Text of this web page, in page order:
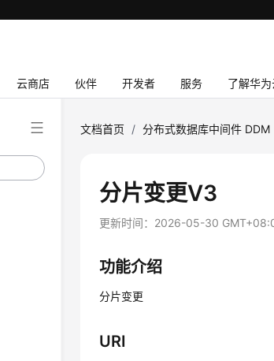
云商店 伙伴 开发者 服务 了解华为
文档首页 / 分布式数据库中间件 DDM
分片变更V3
更新时间： 2026-05-30
功能介绍
分片变更
URI